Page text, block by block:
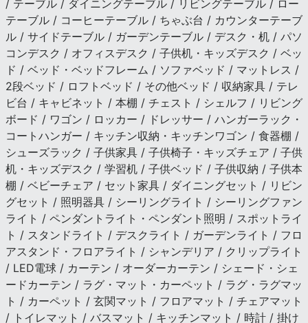
/ テーブル / ダイニングテーブル / リビングテーブル / ロー
テーブル / コーヒーテーブル / ちゃぶ台 / カウンターテーブ
ル / サイドテーブル / ガーデンテーブル / デスク・机 / パソ
コンデスク / オフィスデスク / 子供机・キッズデスク / ベッ
ド / ベッド・ベッドフレーム / ソファベッド / マットレス /
2段ベッド / ロフトベッド / その他ベッド / 収納家具 / テレ
ビ台 / キャビネット / 本棚 / チェスト / シェルフ / リビング
ボード / ワゴン / ロッカー / ドレッサー / ハンガーラック・
コートハンガー / キッチン収納・キッチンワゴン / 食器棚 /
シューズラック / 子供家具 / 子供椅子・キッズチェア / 子供
机・キッズデスク / 学習机 / 子供ベッド / 子供収納 / 子供本
棚 / ベビーチェア / セット家具 / ダイニングセット / リビン
グセット / 照明器具 / シーリングライト / シーリングファン
ライト / ペンダントライト・ペンダント照明 / スポットライ
ト / スタンドライト / デスクライト / ガーデンライト / フロ
アスタンド・フロアライト / シャンデリア / クリップライト
/ LED電球 / カーテン / オーダーカーテン / シェード・シェ
ードカーテン / ラグ・マット・カーペット / ラグ・ラグマッ
ト / カーペット / 玄関マット / フロアマット / チェアマット
/ トイレマット / バスマット / キッチンマット / 時計 / 掛け